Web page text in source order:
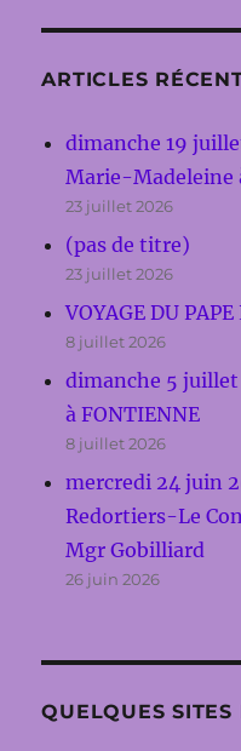
ARTICLES
dimanche 19
Marie-Madeleine
23 juillet 2026
(pas de titre)
23 juillet 2026
VOYAGE DU
8 juillet 2026
dimanche 5 juillet
à FONTIENNE
8 juillet 2026
mercredi 24 juin
Redortiers-Le
Mgr Gobilliard
26 juin 2026
QUELQUES SITES